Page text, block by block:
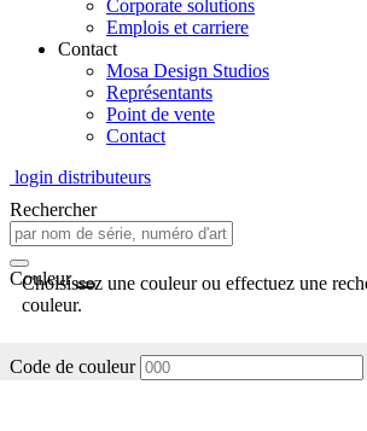
Corporate solutions
Emplois et carriere
Contact
Mosa Design Studios
Représentants
Point de vente
Contact
login distributeurs
Rechercher
Couleur
Choisissez une couleur ou effectuez une
couleur.
Code de couleur